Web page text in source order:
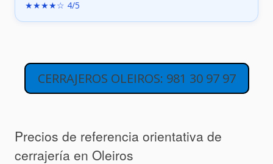
★★★★☆ 4/5
CERRAJEROS OLEIROS: 981 30 97 97
Precios de referencia orientativa de
cerrajería en Oleiros